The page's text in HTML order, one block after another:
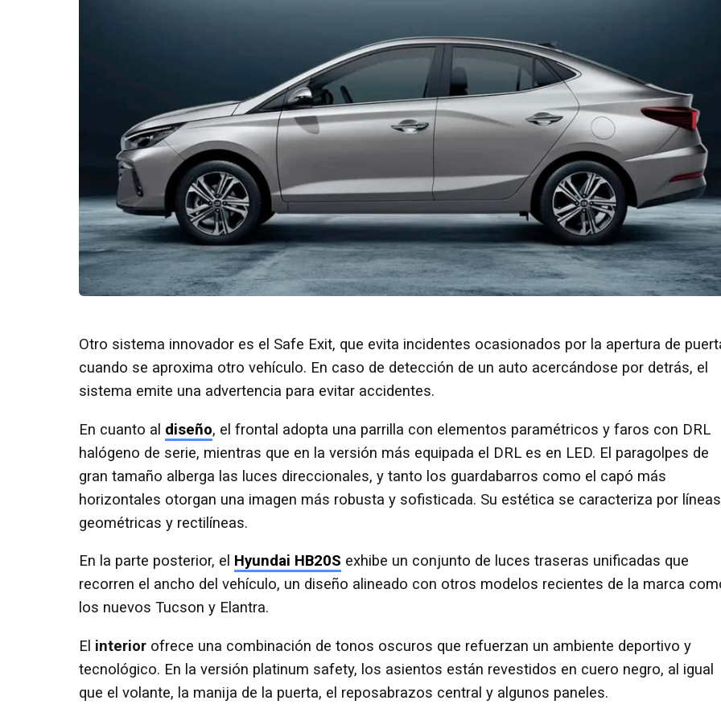
Otro sistema innovador es el Safe Exit, que evita incidentes ocasionados por la apertura de
cuando se aproxima otro vehículo. En caso de detección de un auto acercándose por detrás, el
sistema emite una advertencia para evitar accidentes.
En cuanto al diseño, el frontal adopta una parrilla con elementos paramétricos y faros con DRL
halógeno de serie, mientras que en la versión más equipada el DRL es en LED. El paragolpes de
gran tamaño alberga las luces direccionales, y tanto los guardabarros como el capó más
horizontales otorgan una imagen más robusta y sofisticada. Su estética se caracteriza por líneas
geométricas y rectilíneas.
En la parte posterior, el Hyundai HB20S exhibe un conjunto de luces traseras unificadas que
recorren el ancho del vehículo, un diseño alineado con otros modelos recientes de la marca
los nuevos Tucson y Elantra.
El interior ofrece una combinación de tonos oscuros que refuerzan un ambiente deportivo y
tecnológico. En la versión platinum safety, los asientos están revestidos en cuero negro, al igual
que el volante, la manija de la puerta, el reposabrazos central y algunos paneles.